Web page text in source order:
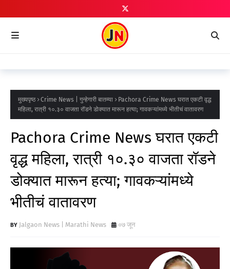
मुख्यपृष्ठ Crime News | गुन्हेगारी बातम्या
Pachora Crime News घरात एकटी वृद्ध
महिला, रात्री १०.३० वाजता रॉडने डोक्यात मारून हत्या; गावकऱ्यांमध्ये भीतीचं वातावरण
Pachora Crime News घरात एकटी
वृद्ध महिला, रात्री १०.३० वाजता रॉडने
डोक्यात मारून हत्या; गावकऱ्यांमध्ये
भीतीचं वातावरण
Jalgaon News | Marathi News ०७ जून